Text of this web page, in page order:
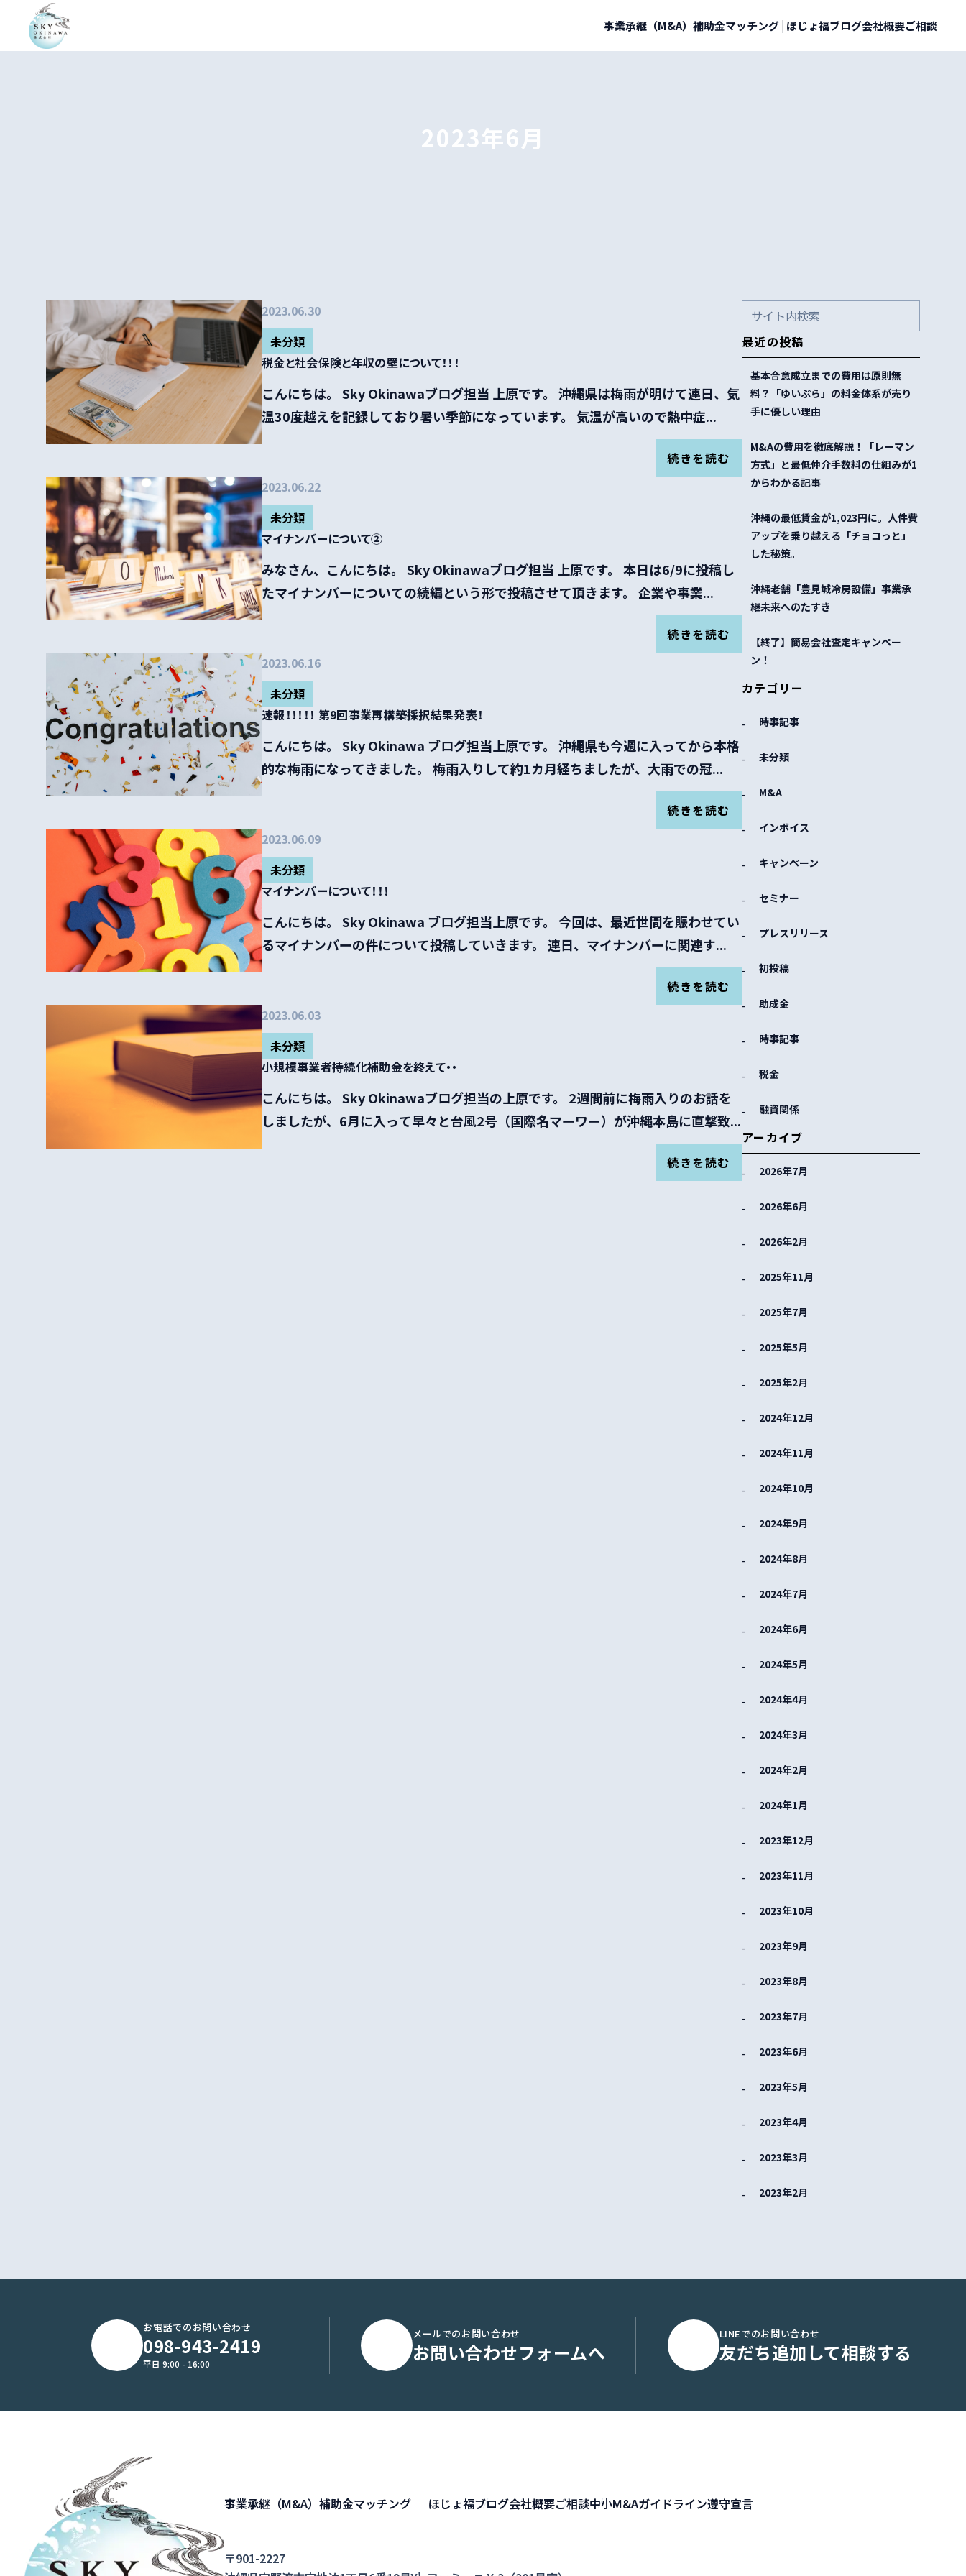
事業承継（M&A） 補助金マッチング | ほじょ福ブログ会社概要ご相談
2023年6月
2023.06.30
未分類
税金と社会保険と年収の壁について！！！
こんにちは。 Sky Okinawaブログ担当 上原です。 沖縄県は梅雨が明けて連日、気
温30度越えを記録しており暑い季節になっています。 気温が高いので熱中症...
続きを読む
2023.06.22
未分類
マイナンバーについて②
みなさん、こんにちは。 Sky Okinawaブログ担当 上原です。 本日は6/9に投稿し
たマイナンバーについての続編という形で投稿させて頂きます。 企業や事業...
続きを読む
2023.06.16
未分類
速報！！！！！ 第9回事業再構築採択結果発表！
こんにちは。 Sky Okinawa ブログ担当上原です。 沖縄県も今週に入ってから本格
的な梅雨になってきました。 梅雨入りして約1カ月経ちましたが、大雨での冠...
続きを読む
2023.06.09
未分類
マイナンバーについて！！！
こんにちは。 Sky Okinawa ブログ担当上原です。 今回は、最近世間を賑わせてい
るマイナンバーの件について投稿していきます。 連日、マイナンバーに関連す...
続きを読む
2023.06.03
未分類
小規模事業者持続化補助金を終えて・・
こんにちは。 Sky Okinawaブログ担当の上原です。 2週間前に梅雨入りのお話を
しましたが、6月に入って早々と台風2号（国際名マーワー）が沖縄本島に直撃致...
続きを読む
最近の投稿
基本合意成立までの費用は原則無
料？「ゆいぷら」の料金体系が売り
手に優しい理由
M&Aの費用を徹底解説！「レーマン
方式」と最低仲介手数料の仕組みが1
からわかる記事
沖縄の最低賃金が1,023円に。人件費
アップを乗り越える「チョコっと」
した秘策。
沖縄老舗「豊見城冷房設備」事業承
継未来へのたすき
【終了】簡易会社査定キャンペー
ン！
カテゴリー
時事記事
未分類
M&A
インボイス
キャンペーン
セミナー
プレスリリース
初投稿
助成金
時事記事
税金
融資関係
アーカイブ
2026年7月
2026年6月
2026年2月
2025年11月
2025年7月
2025年5月
2025年2月
2024年12月
2024年11月
2024年10月
2024年9月
2024年8月
2024年7月
2024年6月
2024年5月
2024年4月
2024年3月
2024年2月
2024年1月
2023年12月
2023年11月
2023年10月
2023年9月
2023年8月
2023年7月
2023年6月
2023年5月
2023年4月
2023年3月
2023年2月
お電話でのお問い合わせ
098-943-2419
平日 9:00 - 16:00
メールでのお問い合わせ
お問い合わせフォームへ
LINEでのお問い合わせ
友だち追加して相談する
事業承継（M&A） 補助金マッチング ｜ ほじょ福ブログ会社概要ご相談中小M&Aガイドライン遵守宣言
〒901-2227